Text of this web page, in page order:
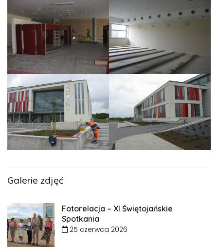
Galerie zdjęć
Fotorelacja – XI Świętojańskie
Spotkania
25 czerwca 2026